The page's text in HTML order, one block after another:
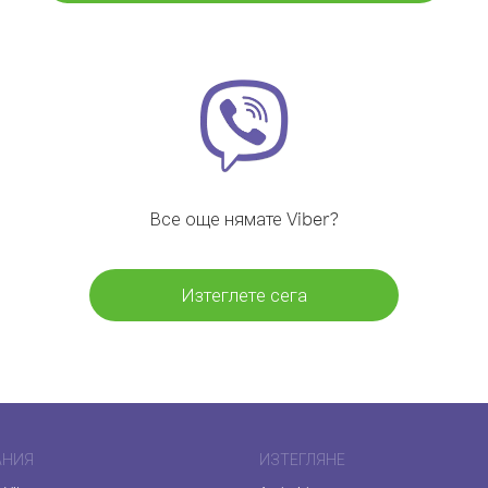
Все още нямате Viber?
Изтеглете сега
ИЗТЕГЛЯНЕ